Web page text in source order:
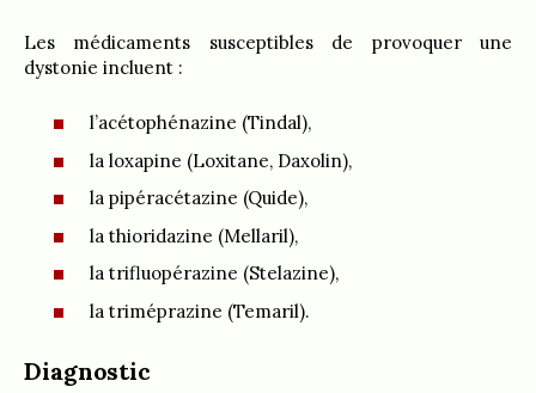
Les médicaments susceptibles de provoquer une
dystonie incluent :
l’acétophénazine (Tindal),
la loxapine (Loxitane, Daxolin),
la pipéracétazine (Quide),
la thioridazine (Mellaril),
la trifluopérazine (Stelazine),
la triméprazine (Temaril).
Diagnostic